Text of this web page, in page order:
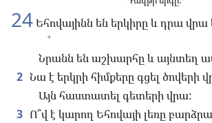
24Եհովայինն են երկիրը և դրա վրա
+
Նրանն են աշխարհը և այնտեղ
2 Նա է երկրի հիմքերը գցել ծովերի
Այն հաստատել գետերի վրա:
3 Ո՞վ է կարող Եհովայի լեռը